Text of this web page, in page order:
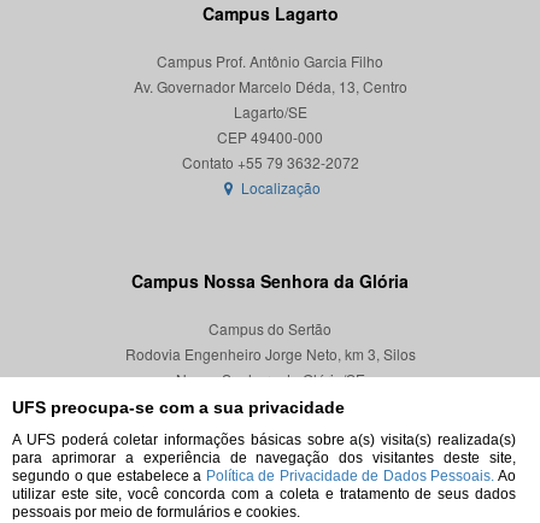
UFS preocupa-se com a sua privacidade
A UFS poderá coletar informações básicas sobre a(s) visita(s) realizada(s)
para aprimorar a experiência de navegação dos visitantes deste site,
segundo o que estabelece a Política de Privacidade de Dados Pessoais. Ao
utilizar este site, você concorda com a coleta e tratamento de seus dados
pessoais por meio de formulários e cookies.
Campus Lagarto
Campus Prof. Antônio Garcia Filho
Av. Governador Marcelo Déda, 13, Centro
Lagarto/SE
CEP 49400-000
Localização
Campus Nossa Senhora da Glória
Campus do Sertão
Rodovia Engenheiro Jorge Neto, km 3, Silos
Nossa Senhora da Glória/SE
CEP 49680-000
Localização